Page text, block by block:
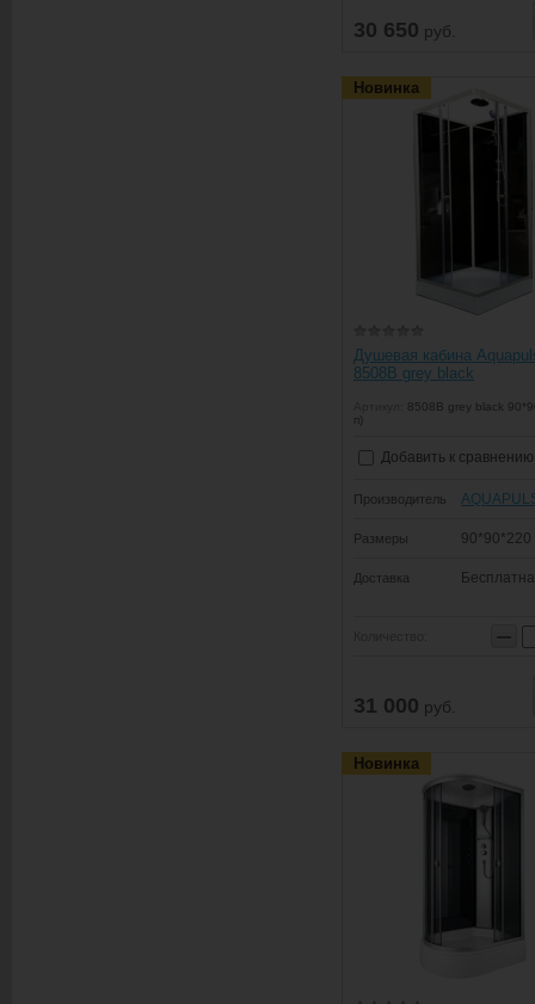
30 650 руб.
Новинка
Душевая кабина
8508B grey black
8508B grey black
п)
Добавить к сравнению
Производитель
Размеры 90*90*220
Доставка
−
31 000 руб.
Новинка